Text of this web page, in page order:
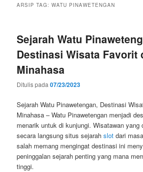
ARSIP TAG:WATU PINAWETENGAN
Sejarah Watu
Destinasi Wisata Favorit
Minahasa
Ditulis pada07/23/2023
Sejarah Watu Pinawetengan, Destinasi
Minahasa – Watu Pinawetengan menjadi
menarik untuk di kunjungi. Wisatawan yang
secara langsung situs sejarahslot dari
salah memang mengingat destinasi ini
peninggalan sejarah penting yang mana
tinggi.